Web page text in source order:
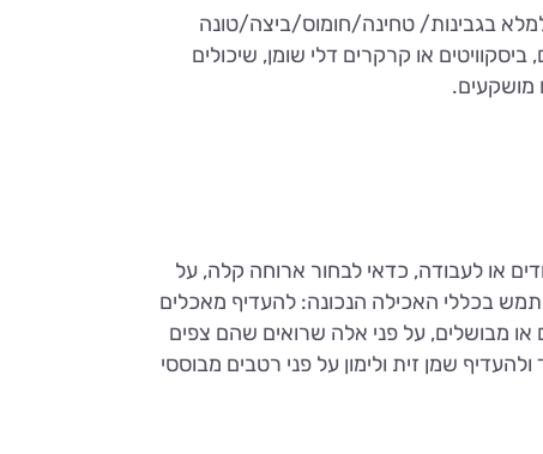
בגבינות/ טחינה/חומוס/ביצה/טונה
או קרקרים דלי שומן, שיכולים
מושקעים.
או לעבודה, כדאי לבחור ארוחה קלה, על
בכללי האכילה הנכונה: להעדיף מאכלים
או מבושלים, על פני אלה שרואים שהם צפים
שמן זית ולימון על פני רטבים מבוססי